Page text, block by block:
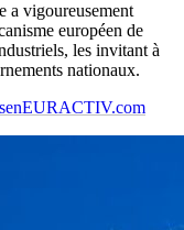
a vigoureusement
européen de
les invitant à
nationaux.
EURACTIV.com